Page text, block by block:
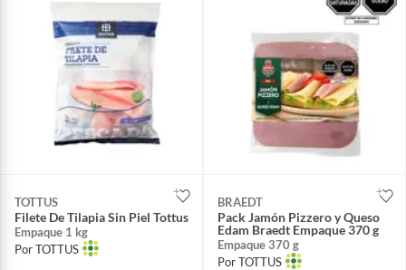
TOTTUS
Filete De Tilapia Sin Piel Tottus
Empaque 1 kg
Por TOTTUS
BRAEDT
Pack Jamón Pizzero y Queso
Edam Braedt Empaque 370 g
Empaque 370 g
Por TOTTUS